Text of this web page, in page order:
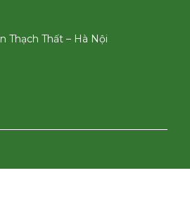
Thạch Thất – Hà Nội